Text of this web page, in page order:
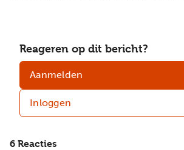
Reageren op dit bericht?
Aanmelden
Inloggen
6 Reacties